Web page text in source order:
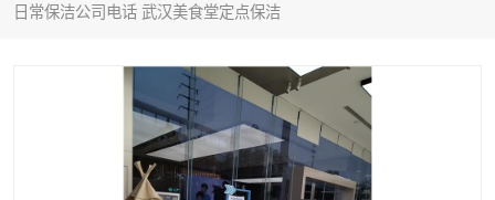
日常保洁公司电话 武汉美食堂定点保洁